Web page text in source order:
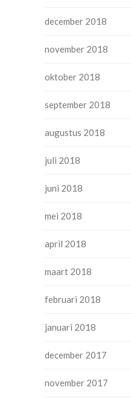
december 2018
november 2018
oktober 2018
september 2018
augustus 2018
juli 2018
juni 2018
mei 2018
april 2018
maart 2018
februari 2018
januari 2018
december 2017
november 2017